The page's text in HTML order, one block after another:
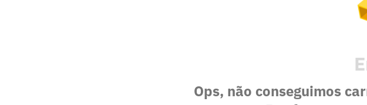
Ops, não conseguimos